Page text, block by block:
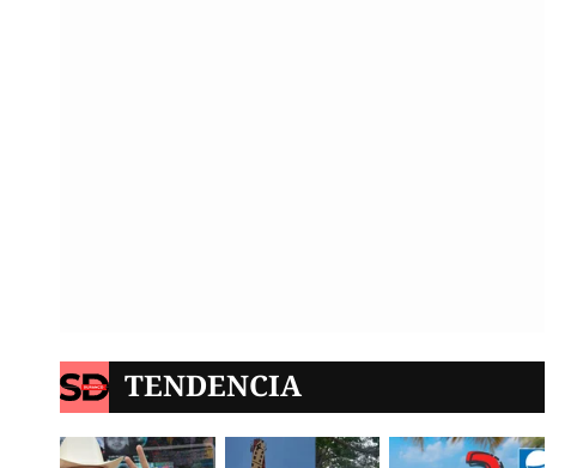
TENDENCIA